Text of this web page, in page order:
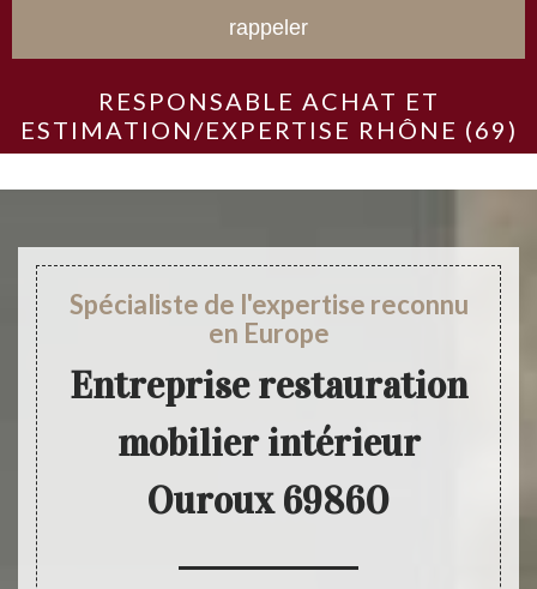
RESPONSABLE ACHAT ET
ESTIMATION/EXPERTISE RHÔNE (69)
Spécialiste de l'expertise reconnu
en Europe
Entreprise restauration
mobilier intérieur
Ouroux 69860